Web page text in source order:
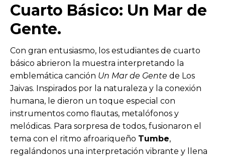
Cuarto Básico: Un Mar de
Gente.
Con gran entusiasmo, los estudiantes de cuarto
básico abrieron la muestra interpretando la
emblemática canción Un Mar de Gente de Los
Jaivas. Inspirados por la naturaleza y la conexión
humana, le dieron un toque especial con
instrumentos como flautas, metalófonos y
melódicas. Para sorpresa de todos, fusionaron el
tema con el ritmo afroariqueño Tumbe,
regalándonos una interpretación vibrante y llena